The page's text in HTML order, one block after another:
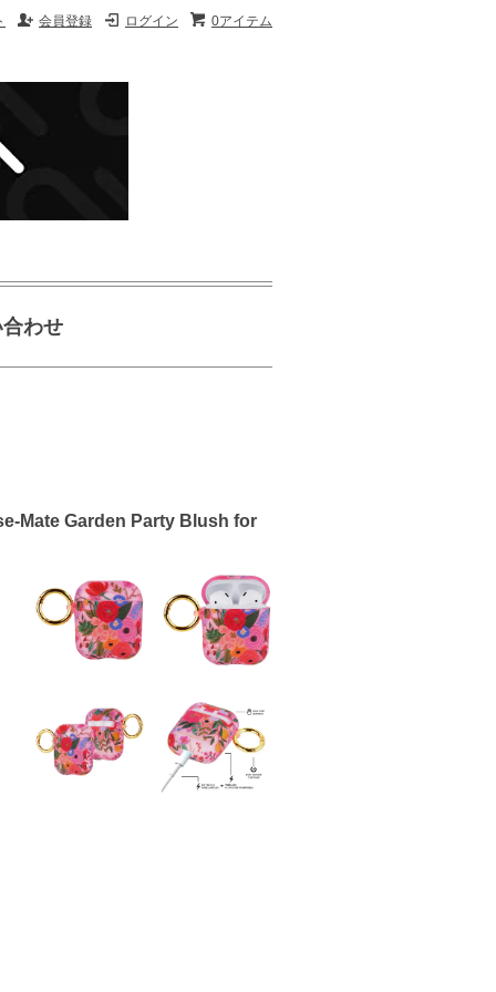
0アイテム
ログイン
会員登録
わせ
Mate Garden Party Blush for